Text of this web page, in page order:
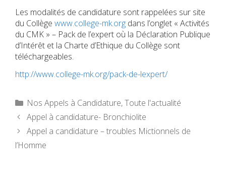
Les modalités de candidature sont rappelées sur site
du Collège www.college-mk.org dans l’onglet « Activités
du CMK » – Pack de l’expert où la Déclaration Publique
d’Intérêt et la Charte d’Ethique du Collège sont
téléchargeables.
http://www.college-mk.org/pack-de-lexpert/
Catégories
Nos Appels à Candidature,Toute l'actualité
Appel à candidature- Bronchiolite
Appel a candidature – troubles Mictionnels de
l’Homme